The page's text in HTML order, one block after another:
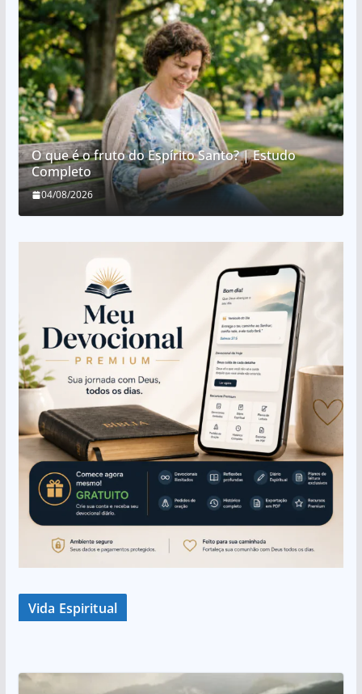
O que é o fruto do Espírito Santo? | Estudo
Completo
04/08/2026
Vida Espiritual